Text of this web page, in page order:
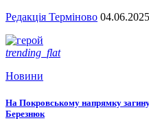
Редакція Терміново 04.06.2025
trending_flat
Новини
На Покровському напрямку
Березнюк